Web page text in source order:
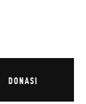
DONASI